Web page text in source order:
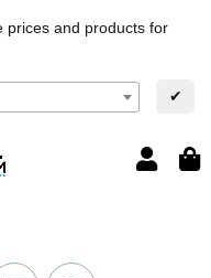
prices and products for
✔